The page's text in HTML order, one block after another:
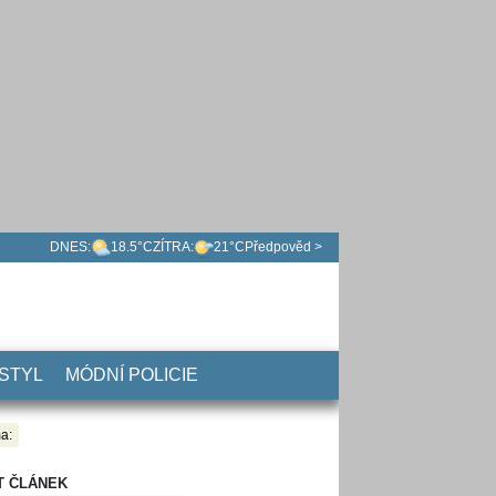
DNES: 18.5°CZÍTRA: 21°C Předpověd >
MÓDNÍ POLICIE
ČLÁNEK